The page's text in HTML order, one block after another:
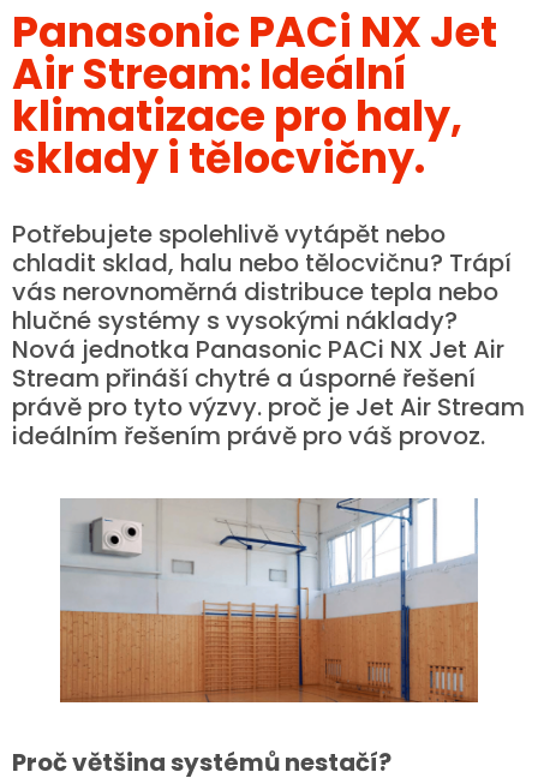
Panasonic PACi NX Jet
Air Stream: Ideální
klimatizace pro haly,
sklady i tělocvičny.
Potřebujete spolehlivě vytápět nebo
chladit sklad, halu nebo tělocvičnu? Trápí
vás nerovnoměrná distribuce tepla nebo
hlučné systémy s vysokými náklady?
Nová jednotka Panasonic PACi NX Jet Air
Stream přináší chytré a úsporné řešení
právě pro tyto výzvy. proč je Jet Air Stream
ideálním řešením právě pro váš provoz.
Proč většina systémů nestačí?